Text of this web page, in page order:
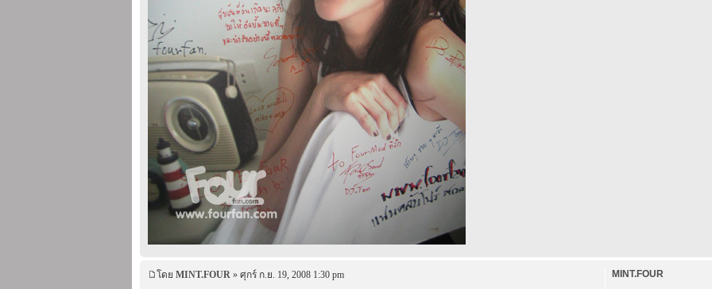
โดย MINT.FOUR » ศุกร์ ก.ย. 19, 2008 1:30 pm
MINT.FOUR